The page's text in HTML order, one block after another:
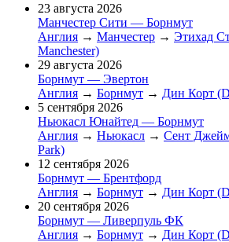
23 августа 2026
Манчестер Сити — Борнмут
Англия → Манчестер → Этихад
Manchester)
29 августа 2026
Борнмут — Эвертон
Англия → Борнмут → Дин Корт
5 сентября 2026
Ньюкасл Юнайтед — Борнмут
Англия → Ньюкасл → Сент
Park)
12 сентября 2026
Борнмут — Брентфорд
Англия → Борнмут → Дин Корт
20 сентября 2026
Борнмут — Ливерпуль ФК
Англия → Борнмут → Дин Корт